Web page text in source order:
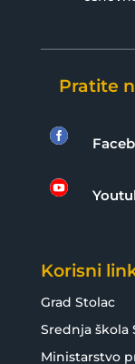
Pratite


Korisni
Grad Stolac
Srednja škola
Ministarstvo